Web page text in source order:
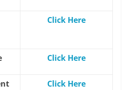
Click Here
Click Here
Click Here